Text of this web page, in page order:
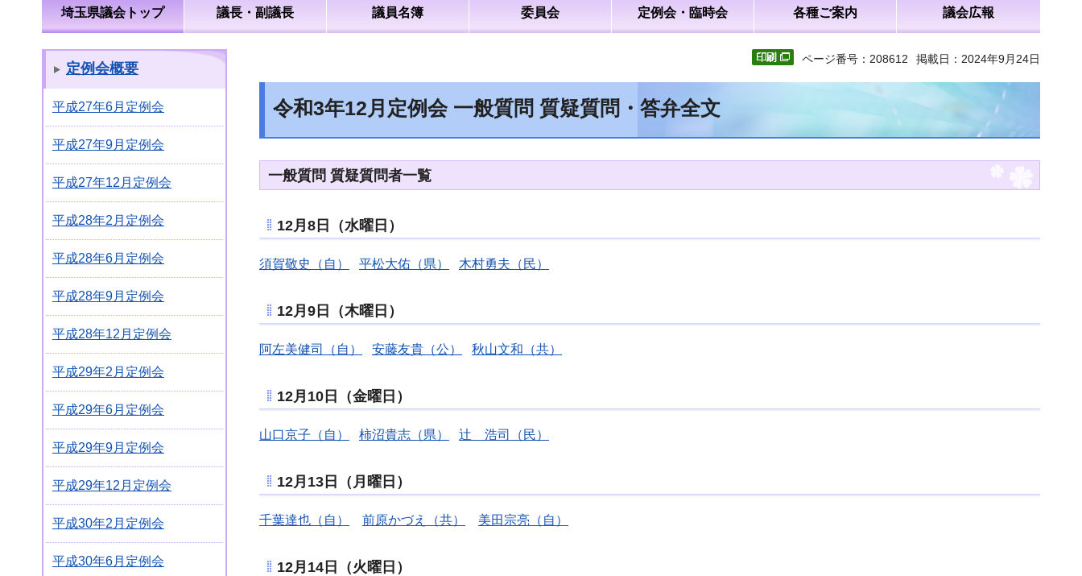
埼玉県議会トップ 議長・副議長 議員名簿 委員会 定例会・臨時会 各種ご案内 議会広報
定例会概要
平成27年6月定例会
平成27年9月定例会
平成27年12月定例会
平成28年2月定例会
平成28年6月定例会
平成28年9月定例会
平成28年12月定例会
平成29年2月定例会
平成29年6月定例会
平成29年9月定例会
平成29年12月定例会
平成30年2月定例会
平成30年6月定例会
ページ番号：208612 掲載日：2024年9月24日
令和3年12月定例会 一般質問 質疑質問・答弁全文
一般質問 質疑質問者一覧
12月8日（水曜日）
須賀敬史（自） 平松大佑（県） 木村勇夫（民）
12月9日（木曜日）
阿左美健司（自） 安藤友貴（公） 秋山文和（共）
12月10日（金曜日）
山口京子（自） 柿沼貴志（県） 辻 浩司（民）
12月13日（月曜日）
千葉達也（自） 前原かづえ（共） 美田宗亮（自）
12月14日（火曜日）